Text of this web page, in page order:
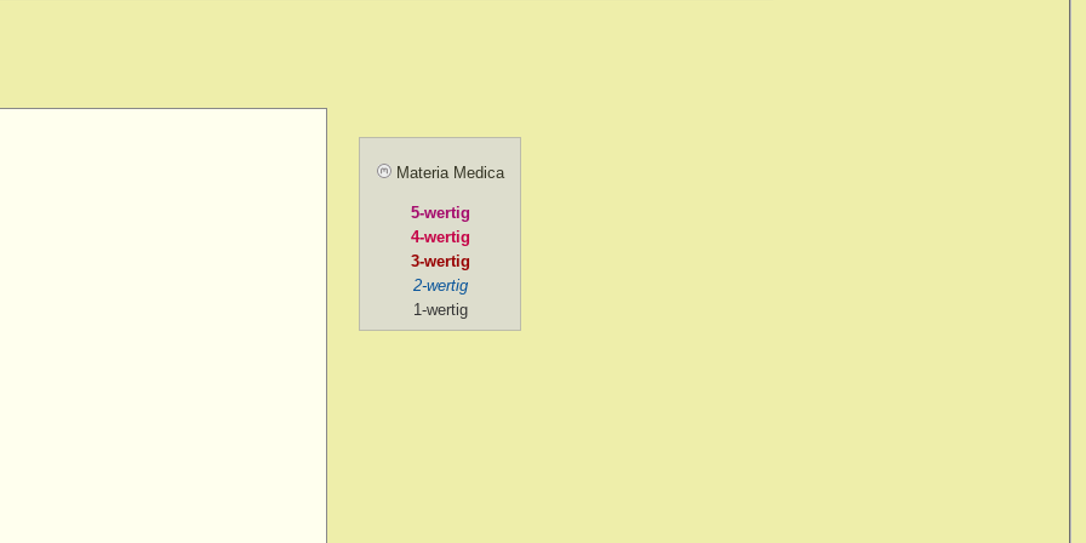
forenoon
Materia Medica
5-wertig
4-wertig
3-wertig
2-wertig
1-wertig